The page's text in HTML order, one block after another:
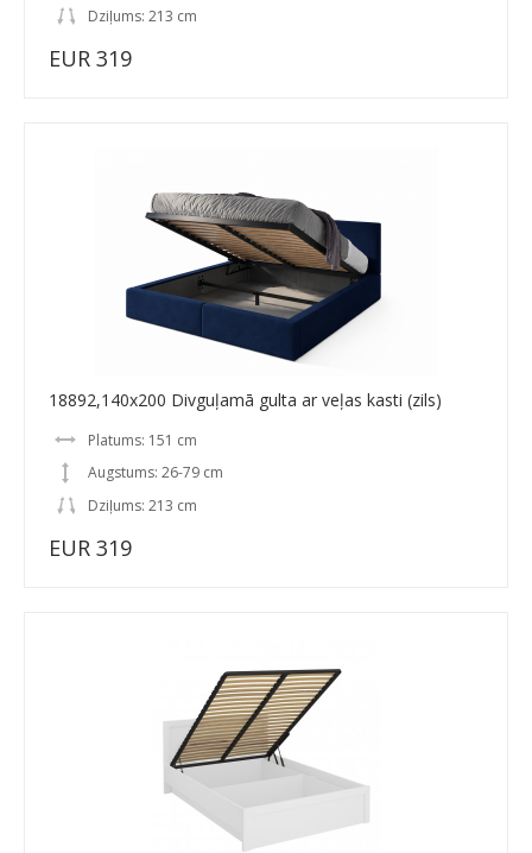
Dziļums: 213 cm
EUR 319
18892,140x200 Divguļamā gulta ar veļas kasti (zils)
Platums: 151 cm
Augstums: 26-79 cm
Dziļums: 213 cm
EUR 319